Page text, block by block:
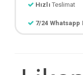
Hızlı Teslimat
7/24 Whatsapp